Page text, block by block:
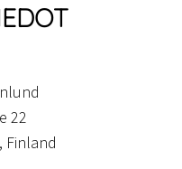
22
Finland